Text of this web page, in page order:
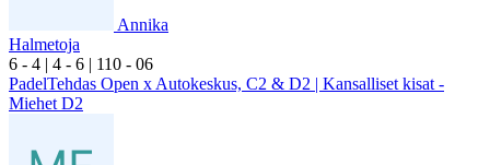
Annika
Halmetoja
6 - 4 | 4 - 6 | 110 - 06
PadelTehdas Open x Autokeskus, C2 & D2 | Kansalliset kisat -
Miehet D2